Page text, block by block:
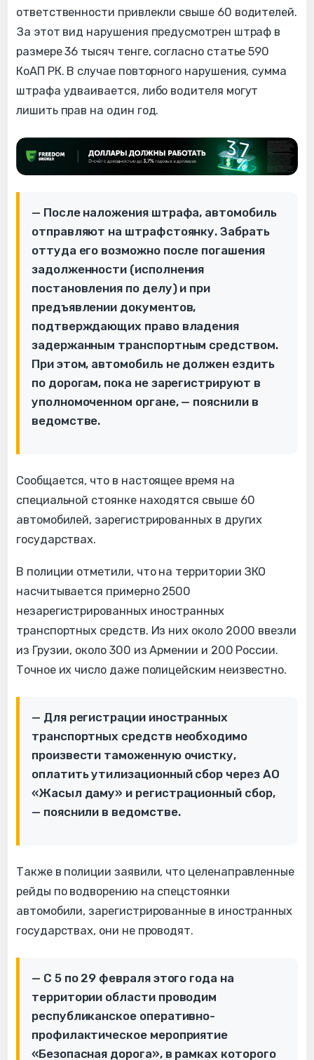
ответственности привлекли свыше 60 водителей.
За этот вид нарушения предусмотрен штраф в
размере 36 тысяч тенге, согласно статье 590
КоАП РК. В случае повторного нарушения, сумма
штрафа удваивается, либо водителя могут
лишить прав на один год.
— После наложения штрафа, автомобиль
отправляют на штрафстоянку. Забрать
оттуда его возможно после погашения
задолженности (исполнения
постановления по делу) и при
предъявлении документов,
подтверждающих право владения
задержанным транспортным средством.
При этом, автомобиль не должен ездить
по дорогам, пока не зарегистрируют в
уполномоченном органе, — пояснили в
ведомстве.
Сообщается, что в настоящее время на
специальной стоянке находятся свыше 60
автомобилей, зарегистрированных в других
государствах.
В полиции отметили, что на территории ЗКО
насчитывается примерно 2500
незарегистрированных иностранных
транспортных средств. Из них около 2000 ввезли
из Грузии, около 300 из Армении и 200 России.
Точное их число даже полицейским неизвестно.
— Для регистрации иностранных
транспортных средств необходимо
произвести таможенную очистку,
оплатить утилизационный сбор через АО
«Жасыл даму» и регистрационный сбор,
— пояснили в ведомстве.
Также в полиции заявили, что целенаправленные
рейды по водворению на спецстоянки
автомобили, зарегистрированные в иностранных
государствах, они не проводят.
— С 5 по 29 февраля этого года на
территории области проводим
республиканское оперативно-
профилактическое мероприятие
«Безопасная дорога», в рамках которого